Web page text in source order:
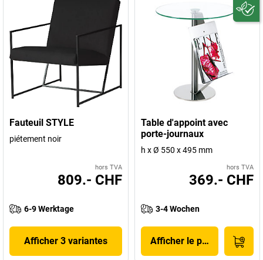
Fauteuil STYLE
piétement noir
hors TVA
809.- CHF
6-9 Werktage
Afficher 3 variantes
Table d'appoint avec
porte-journaux
h x Ø 550 x 495 mm
hors TVA
369.- CHF
3-4 Wochen
Afficher le produit